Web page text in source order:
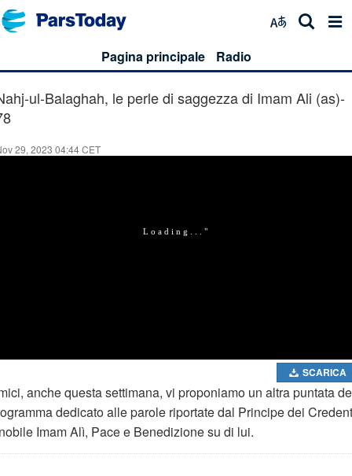
Pagina principale Radio
ul-Balaghah, le perle di saggezza di Imam Ali (as)-
29, 2023 04:44 CET
SCARICA
anche questa settimana, vi proponiamo un altra puntata
dedicato alle parole riportate dal Principe dei
Imam Alì, Pace e Benedizione su di lui.